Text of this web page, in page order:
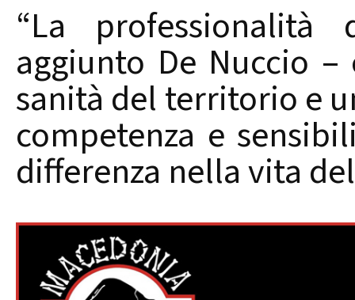
“La
aggiunto De Nuccio
sanità del territorio e
competenza e
differenza nella vita